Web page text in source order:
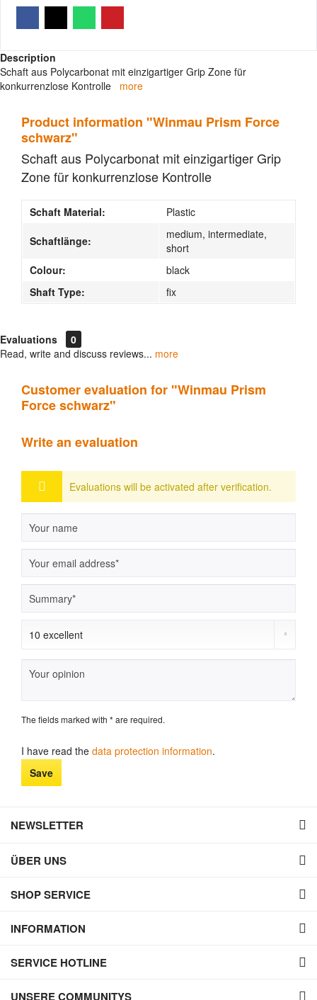
Description
Schaft aus Polycarbonat mit einzigartiger Grip Zone für
konkurrenzlose Kontrolle more
Product information "Winmau Prism Force
schwarz"
Schaft aus Polycarbonat mit einzigartiger Grip
Zone für konkurrenzlose Kontrolle
Schaft Material: Plastic
Schaftlänge:
medium, intermediate,
short
Colour:
black
Shaft Type:
fix
Evaluations
0
Read, write and discuss reviews... more
Customer evaluation for "Winmau Prism
Force schwarz"
Write an evaluation
Evaluations will be activated after verification.
The fields marked with * are required.
I have read the data protection information.
Save
NEWSLETTER
ÜBER UNS
SHOP SERVICE
INFORMATION
SERVICE HOTLINE
UNSERE COMMUNITYS